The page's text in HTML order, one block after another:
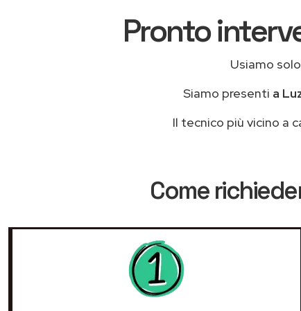
Pronto
Usiamo solo
Siamo presenti a
Il tecnico più vicino a
Come